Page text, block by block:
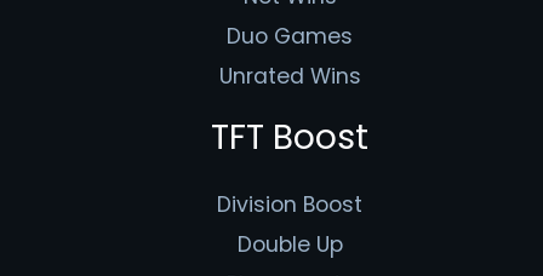
Duo Games
Unrated Wins
TFT Boost
Division Boost
Double Up